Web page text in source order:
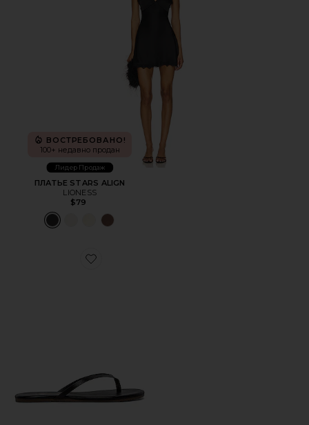
ВОСТРЕБОВАНО!
100+ недавно продан
Лидер Продаж
ПЛАТЬЕ STARS ALIGN
LIONESS
$79
Favorite ШЛЕПАНЦЫ